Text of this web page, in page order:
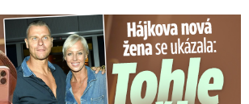
Belo: Nová partnerka se ukázala...